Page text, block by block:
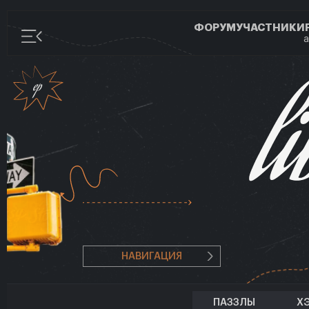
ФОРУМУЧАСТНИКИ
НАВИГАЦИЯ
ПАЗЗЛЫ